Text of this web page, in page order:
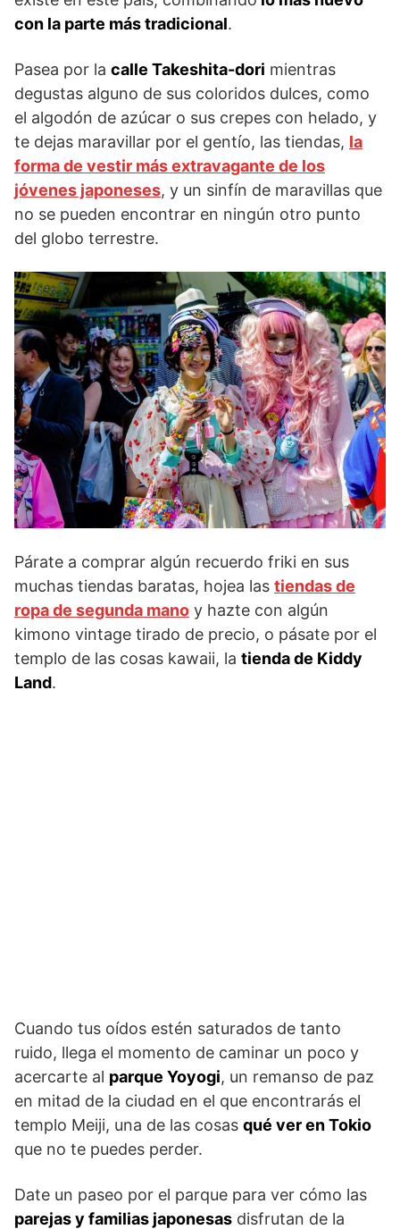
con la parte más tradicional.
Pasea por la calle Takeshita-dori mientras
degustas alguno de sus coloridos dulces, como
el algodón de azúcar o sus crepes con helado, y
te dejas maravillar por el gentío, las tiendas, la
forma de vestir más extravagante de los
jóvenes japoneses, y un sinfín de maravillas que
no se pueden encontrar en ningún otro punto
del globo terrestre.
Párate a comprar algún recuerdo friki en sus
muchas tiendas baratas, hojea las tiendas de
ropa de segunda mano y hazte con algún
kimono vintage tirado de precio, o pásate por el
templo de las cosas kawaii, la tienda de Kiddy
Land.
Cuando tus oídos estén saturados de tanto
ruido, llega el momento de caminar un poco y
acercarte al parque Yoyogi, un remanso de paz
en mitad de la ciudad en el que encontrarás el
templo Meiji, una de las cosas qué ver en Tokio
que no te puedes perder.
Date un paseo por el parque para ver cómo las
parejas y familias japonesas disfrutan de la